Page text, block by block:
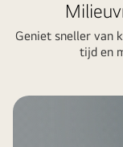
Geniet sneller van
tijd en